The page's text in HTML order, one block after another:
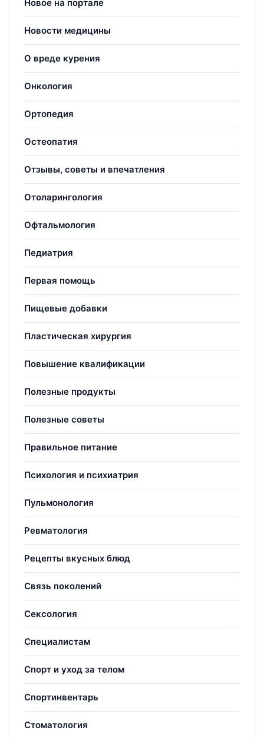
Новое на портале
Новости медицины
О вреде курения
Онкология
Ортопедия
Остеопатия
Отзывы, советы и впечатления
Отоларингология
Офтальмология
Педиатрия
Первая помощь
Пищевые добавки
Пластическая хирургия
Повышение квалификации
Полезные продукты
Полезные советы
Правильное питание
Психология и психиатрия
Пульмонология
Ревматология
Рецепты вкусных блюд
Связь поколений
Сексология
Специалистам
Спорт и уход за телом
Спортинвентарь
Стоматология